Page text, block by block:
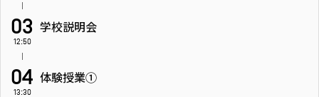
03
12:50
学校説明会
04
13:30
体験授業①